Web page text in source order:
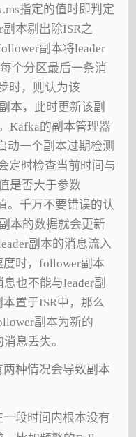
指定的值时即判定
本剔出除ISR之
副本将leader
个分区最后一条消
时，则认为该
本，此时更新该副
Kafka的副本管理器
动一个副本过期检测
定时检查当前时间与
是否大于参数
。千万不要错误的认
本的数据就会更新
副本的消息流入
时，follower副本
也不能与leader副
置于ISR中，那么
副本为新的
息丢失。
种情况会导致副本
段时间内根本没有